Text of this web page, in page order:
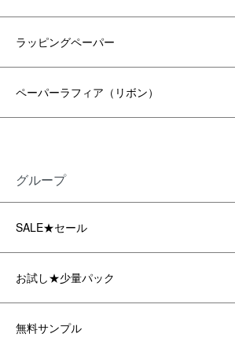
ラッピングペーパー
ペーパーラフィア（リボン）
グループ
SALE★セール
お試し★少量パック
無料サンプル